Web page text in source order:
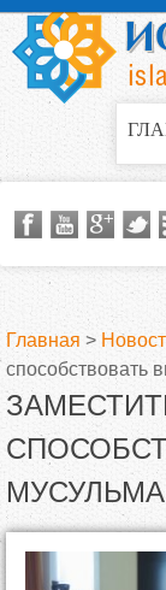
В
ы
з
Главная >
способствовать